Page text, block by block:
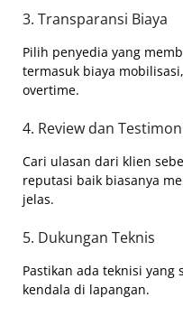
3. Transparansi Biaya
Pilih penyedia yang
termasuk biaya
overtime.
4. Review dan
Cari ulasan dari klien
reputasi baik biasanya
jelas.
5. Dukungan Teknis
Pastikan ada teknisi
kendala di lapangan.